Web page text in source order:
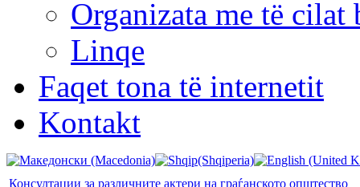
Organizata me të cilat
Linqe
Faqet tona të internetit
Kontakt
Консултации за различните актери на граѓанското општество